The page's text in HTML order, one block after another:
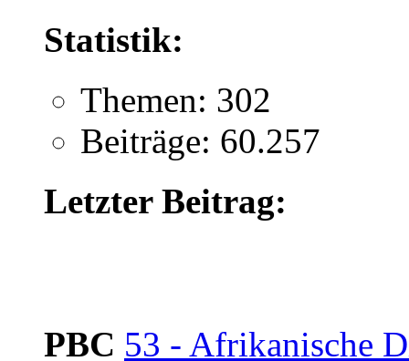
Statistik:
Themen: 302
Beiträge: 60.257
Letzter Beitrag:
PBC 53 - Afrikanische